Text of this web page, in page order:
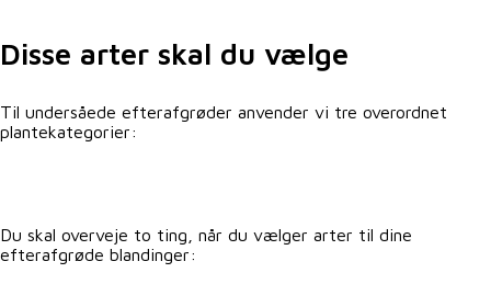
Disse arter skal du vælge
Til undersåede efterafgrøder anvender vi tre overordnet
plantekategorier:
Du skal overveje to ting, når du vælger arter til dine
efterafgrøde blandinger: